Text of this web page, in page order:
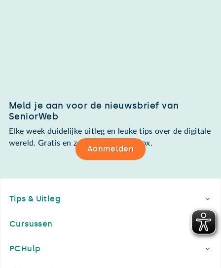
Meld je aan voor de nieuwsbrief van
SeniorWeb
Elke week duidelijke uitleg en leuke tips over de digitale
wereld. Gratis en zomaar in de mailbox.
Aanmelden
Tips & Uitleg
Cursussen
PCHulp